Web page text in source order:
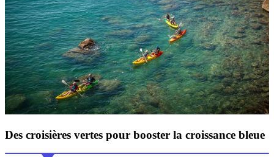
Des croisières vertes pour booster la croissance bleue